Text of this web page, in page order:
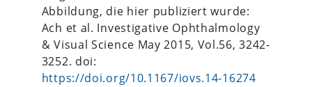
Abbildung, die hier publiziert wurde:
Ach et al. Investigative Ophthalmology
& Visual Science May 2015, Vol.56, 3242-
3252. doi:
https://doi.org/10.1167/iovs.14-16274